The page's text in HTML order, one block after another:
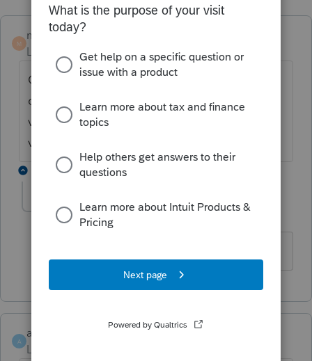
M
mchadog
Level 2
Forum|Forum|6 years ago
On doit aller sur la ligne rouge et cliquer
coté droit de la souris pour aller cliquer sur
vérification du préparateur et la ligne rouge
va disparaitre. donc on pourra envoyé
1 reply
Annie18 AUTHOR
Level 2 Forum|Forum|6 years ago
A
alainbrien
Level 3